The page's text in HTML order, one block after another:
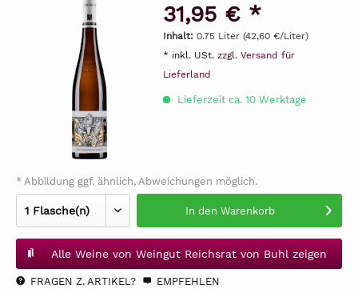
31,95 € *
Inhalt: 0.75 Liter (42,60 €/Liter)
* inkl. USt. zzgl. Versand für
Lieferland
Lieferzeit ca. 10 Werktage
* Abbildung ggf. ähnlich, Abweichungen möglich.
In den Warenkorb
Alle Weine von Weingut Reichsrat von Buhl zeigen
FRAGEN Z. ARTIKEL? EMPFEHLEN